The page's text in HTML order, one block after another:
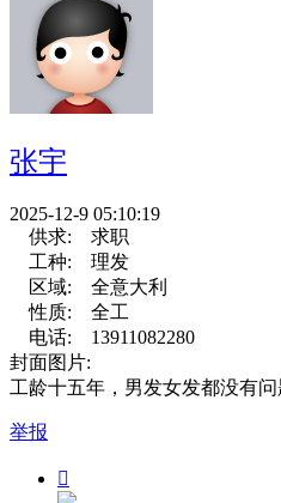
张宇
2025-12-9 05:10:19
供求:
求职
工种:
理发
区域:
全意大利
性质:
全工
电话:
13911082280
封面图片:
工龄十五年，男发女发都没有
举报
